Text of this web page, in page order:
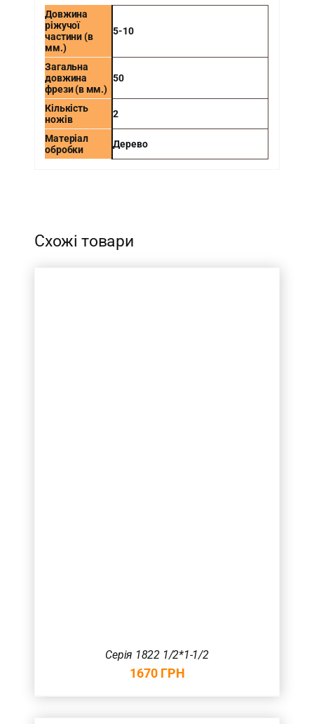
Довжина
ріжучої
частини (в
мм.)
5-10
Загальна
довжина
фрези (в мм.)
50
Кількість
ножів
2
Матеріал
обробки
Дерево
Схожі товари
Серія 1822 1/2*1-1/2
1670 ГРН